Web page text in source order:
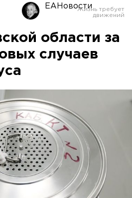
ЕАНовости
области за
случаев